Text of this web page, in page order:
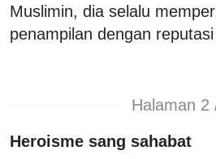
Muslimin, dia selalu
penampilan dengan
Halaman 2
Heroisme sang sahabat